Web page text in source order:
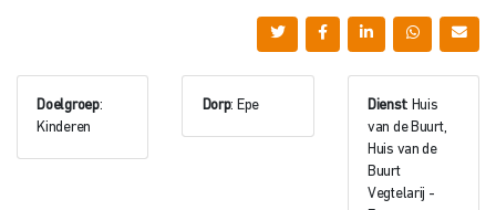
Doelgroep:
Kinderen
Dorp: Epe Dienst: Huis
van de Buurt,
Huis van de
Buurt
Vegtelarij -